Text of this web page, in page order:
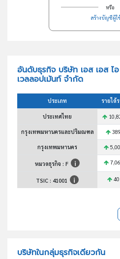
หรือ
สร้างบัญชีผู้ใ
อันดับธุรกิจ บริษัท เอส เอส ไ
เวลลอปเม้นท์ จำกัด
ประเภท รายได้
ประเทศไทย
กรุงเทพมหานครและปริมณฑล 389
กรุงเทพมหานคร
หมวดธุรกิจ : F
TSIC : 41001 40
บริษัทในกลุ่มธุรกิจเดียวกัน